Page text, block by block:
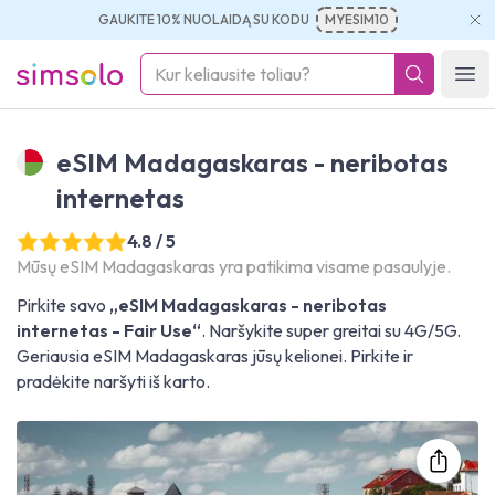
GAUKITE 10% NUOLAIDĄ SU KODU MYESIM10
simsolo
eSIM Madagaskaras - neribotas
internetas
4.8 / 5
Mūsų eSIM Madagaskaras yra patikima visame pasaulyje.
Pirkite savo „eSIM Madagaskaras - neribotas
internetas - Fair Use“. Naršykite super greitai su 4G/5G.
Geriausia eSIM Madagaskaras jūsų kelionei. Pirkite ir
pradėkite naršyti iš karto.